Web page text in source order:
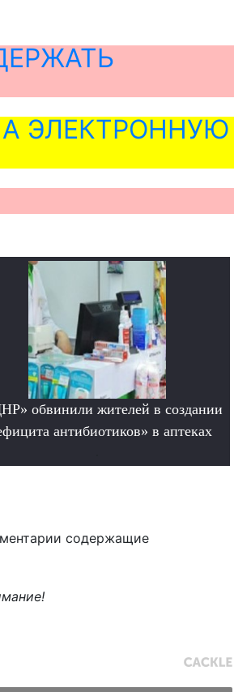
ЭЛЕКТРОННУЮ
обвинили жителей в создании
антибиотиков» в аптеках
содержащие